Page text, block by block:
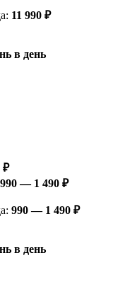
11 990 ₽
в день
₽
990 — 1 490 ₽
990 — 1 490 ₽
в день